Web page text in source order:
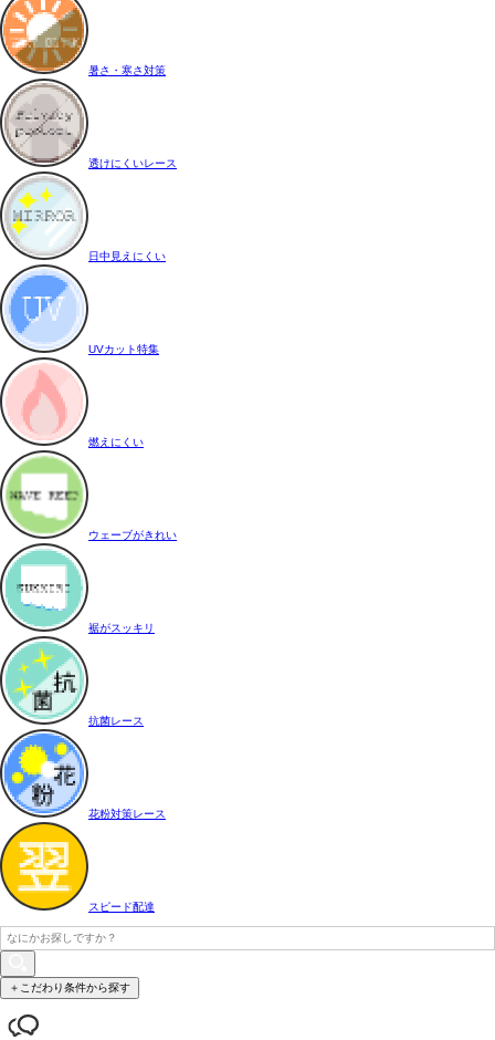
暑さ・寒さ対策
透けにくいレース
日中見えにくい
UVカット特集
燃えにくい
ウェーブがきれい
裾がスッキリ
抗菌レース
花粉対策レース
スピード配達
＋こだわり条件から探す